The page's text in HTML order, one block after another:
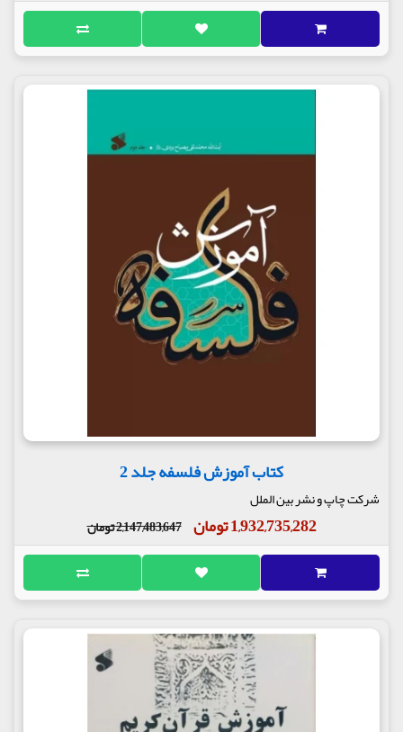
کتاب آموزش فلسفه جلد 2
شرکت چاپ و نشر بین الملل
1,932,735,282 تومان 2,147,483,647 تومان